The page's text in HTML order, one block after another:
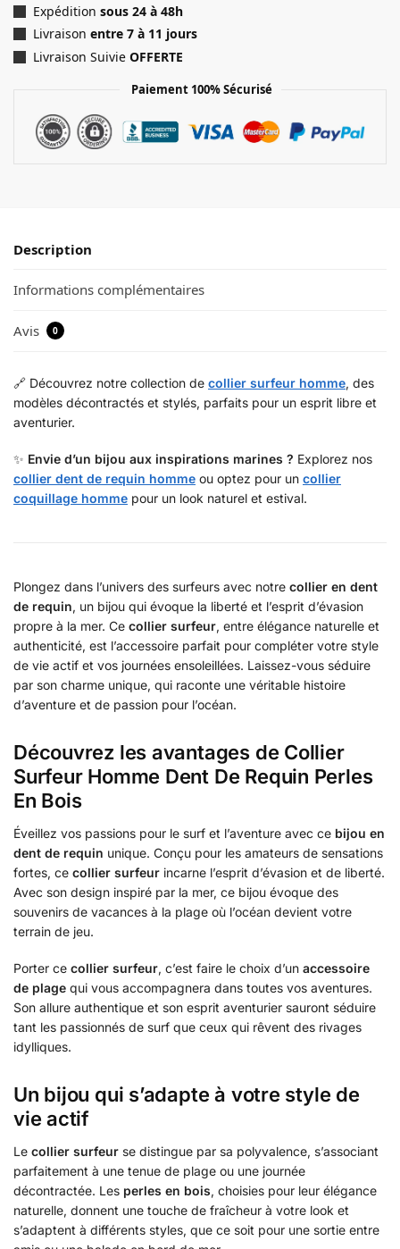
Expédition sous 24 à 48h
Livraison entre 7 à 11 jours
Livraison Suivie OFFERTE
Paiement 100% Sécurisé
Description
Informations complémentaires
Avis 0
🔗 Découvrez notre collection de collier surfeur homme, des
modèles décontractés et stylés, parfaits pour un esprit libre et
aventurier.
✨ Envie d’un bijou aux inspirations marines ? Explorez nos
collier dent de requin homme ou optez pour un collier
coquillage homme pour un look naturel et estival.
Plongez dans l’univers des surfeurs avec notre collier en dent
de requin, un bijou qui évoque la liberté et l’esprit d’évasion
propre à la mer. Ce collier surfeur, entre élégance naturelle et
authenticité, est l’accessoire parfait pour compléter votre style
de vie actif et vos journées ensoleillées. Laissez-vous séduire
par son charme unique, qui raconte une véritable histoire
d’aventure et de passion pour l’océan.
Découvrez les avantages de Collier
Surfeur Homme Dent De Requin Perles
En Bois
Éveillez vos passions pour le surf et l’aventure avec ce bijou en
dent de requin unique. Conçu pour les amateurs de sensations
fortes, ce collier surfeur incarne l’esprit d’évasion et de liberté.
Avec son design inspiré par la mer, ce bijou évoque des
souvenirs de vacances à la plage où l’océan devient votre
terrain de jeu.
Porter ce collier surfeur, c’est faire le choix d’un accessoire
de plage qui vous accompagnera dans toutes vos aventures.
Son allure authentique et son esprit aventurier sauront séduire
tant les passionnés de surf que ceux qui rêvent des rivages
idylliques.
Un bijou qui s’adapte à votre style de
vie actif
Le collier surfeur se distingue par sa polyvalence, s’associant
parfaitement à une tenue de plage ou une journée
décontractée. Les perles en bois, choisies pour leur élégance
naturelle, donnent une touche de fraîcheur à votre look et
s’adaptent à différents styles, que ce soit pour une sortie entre